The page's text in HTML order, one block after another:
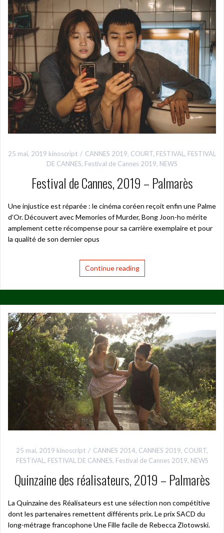
25 mai, 2019 kinoscript CANNES 2019, COURT, FESTIVAL, FESTIVAL
DE CANNES, Festival de Cannes 2019, NEWS
Festival de Cannes, 2019 – Palmarès
Une injustice est réparée : le cinéma coréen reçoit enfin une Palme
d’Or. Découvert avec Memories of Murder, Bong Joon-ho mérite
amplement cette récompense pour sa carrière exemplaire et pour
la qualité de son dernier opus
Continue reading
25 mai, 2019 kinoscript CANNES 2014, CANNES 2019, COURT,
FESTIVAL , FESTIVAL DE CANNES, Festival de Cannes 2019, NEWS
Quinzaine des réalisateurs, 2019 – Palmarès
La Quinzaine des Réalisateurs est une sélection non compétitive
dont les partenaires remettent différents prix. Le prix SACD du
long-métrage francophone Une Fille facile de Rebecca Zlotowski.